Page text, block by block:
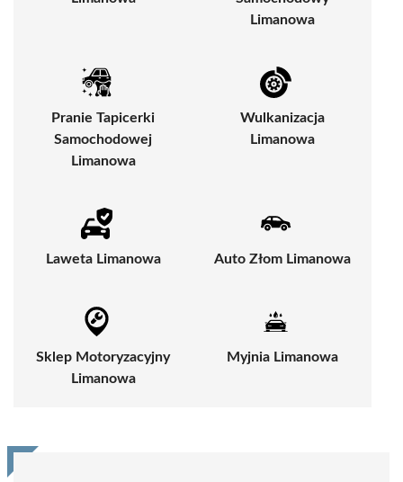
Limanowa
Pranie Tapicerki
Samochodowej
Limanowa
Wulkanizacja
Limanowa
Laweta Limanowa Auto Złom Limanowa
Sklep Motoryzacyjny
Limanowa
Myjnia Limanowa